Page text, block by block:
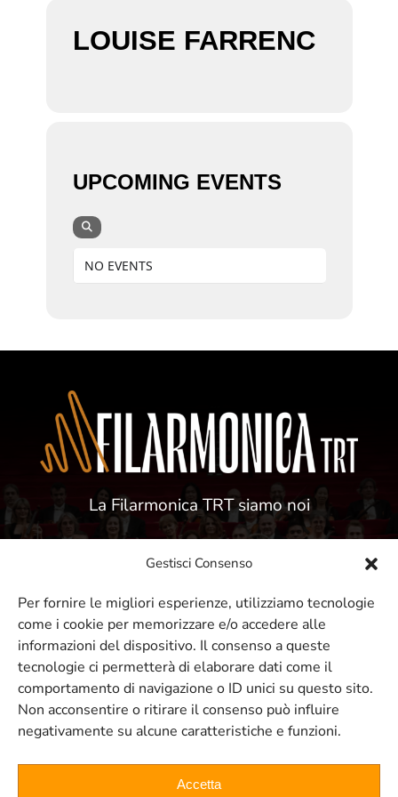
Gestisci Consenso
Per fornire le migliori esperienze, utilizziamo tecnologie
come i cookie per memorizzare e/o accedere alle
informazioni del dispositivo. Il consenso a queste
tecnologie ci permetterà di elaborare dati come il
comportamento di navigazione o ID unici su questo sito.
Non acconsentire o ritirare il consenso può influire
negativamente su alcune caratteristiche e funzioni.
Accetta
LOUISE FARRENC
UPCOMING EVENTS
NO EVENTS
La Filarmonica TRT siamo noi
ISCRIVITI ALLA NOSTRA NEWSLETTER
Resta sempre aggiornato sui nostri
eventi e concerti
ISCRIVITI